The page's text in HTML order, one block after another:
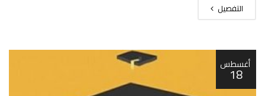
التفصيل
أغسطس
18